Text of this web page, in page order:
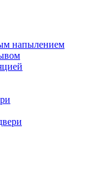
напылением